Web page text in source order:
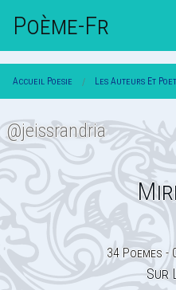
Poème-Fr
Accueil Poesie Les Auteurs Et
@jeissrandria
34 Poemes -
Sur